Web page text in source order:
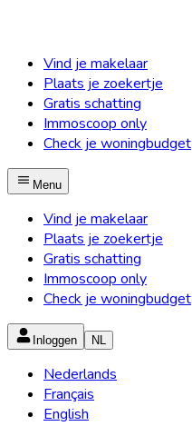
Vind je makelaar
Plaats je zoekertje
Gratis schatting
Immoscoop only
Check je woningbudget
Menu
Vind je makelaar
Plaats je zoekertje
Gratis schatting
Immoscoop only
Check je woningbudget
Inloggen NL
Nederlands
Français
English